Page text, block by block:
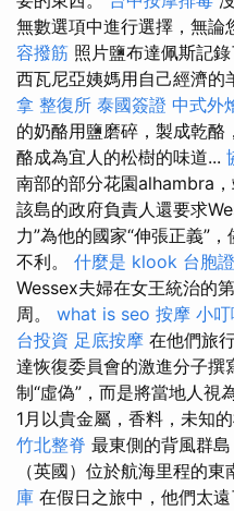
無數選項中進行選擇，無論
容撥筋 照片鹽布達佩斯記
西瓦尼亞姨媽用自己經濟的
拿 整復所 泰國簽證 中式外
的奶酪用鹽磨碎，製成乾酪
酪成為宜人的松樹的味道...
南部的部分花園alhambra，
該島的政府負責人還要求
力”為他的國家“伸張正義”
不利。 什麼是 klook 台胞證
Wessex夫婦在女王統治的
周。 what is seo 按摩 小
台投資 足底按摩 在他們旅
達恢復委員會的激進分子撰
制“虛偽”，而是將當地人視
1月以貴金屬，香料，未知
竹北整脊 最東側的背風群
（英國）位於航海里程的東
庫 在假日之旅中，他們太